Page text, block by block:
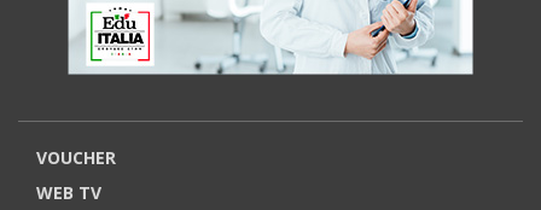
VOUCHER
WEB TV